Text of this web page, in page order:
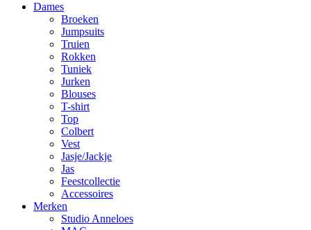
Dames
Broeken
Jumpsuits
Truien
Rokken
Tuniek
Jurken
Blouses
T-shirt
Top
Colbert
Vest
Jasje/Jackje
Jas
Feestcollectie
Accessoires
Merken
Studio Anneloes